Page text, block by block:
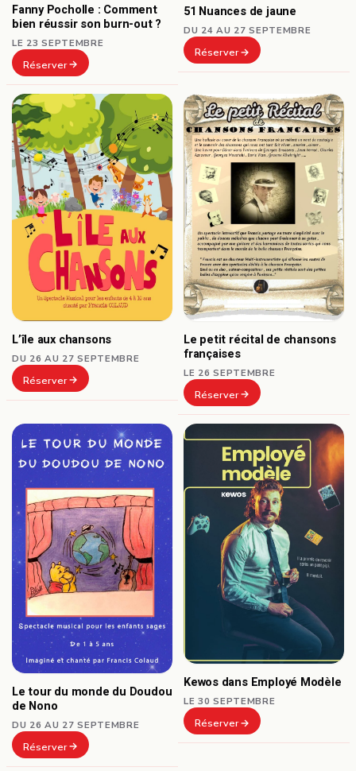
Fanny Pocholle : Comment
bien réussir son burn-out ?
LE 23 SEPTEMBRE
Réserver
51 Nuances de jaune
DU 24 AU 27 SEPTEMBRE
Réserver
L’île aux chansons
DU 26 AU 27 SEPTEMBRE
Réserver
Le petit récital de chansons
françaises
LE 26 SEPTEMBRE
Réserver
Le tour du monde du Doudou
de Nono
DU 26 AU 27 SEPTEMBRE
Réserver
Kewos dans Employé Modèle
LE 30 SEPTEMBRE
Réserver